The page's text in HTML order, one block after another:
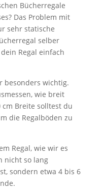
Bücherregale
Das Problem mit
sehr statische
selber
Regal einfach
besonders wichtig.
wie breit
cm Breite solltest du
die Regalböden zu
Regal, wie wir es
nicht so lang
sondern etwa 4 bis 6